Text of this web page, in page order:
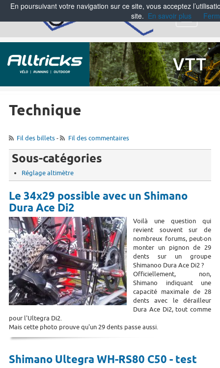
Menu
Technique
Fil des billets- Fil des commentaires
Sous-catégories
Réglage altimètre
Le 34x29 possible avec un Shimano
Dura Ace Di2
Voilà une question qui
revient souvent sur de
nombreux forums, peut-on
monter un pignon de 29
dents sur un groupe
Shimanoo Dura Ace Di2 ?
Officiellement, non,
Shimano indiquant une
capacité maximale de 28
dents avec le dérailleur
Dura Ace Di2, tout comme
pour l'Ultegra Di2.
Mais cette photo prouve qu'un 29 dents passe aussi.
Shimano Ultegra WH-RS80 C50 - test
En poursuivant votre navigation sur ce site, vous acceptez
site. En savoir plus